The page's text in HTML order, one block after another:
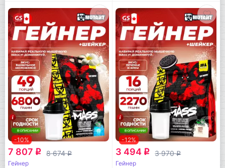
-10%
7 807 q 8 674q
Гейнер
-12%
3 494 q 3 970q
Гейнер